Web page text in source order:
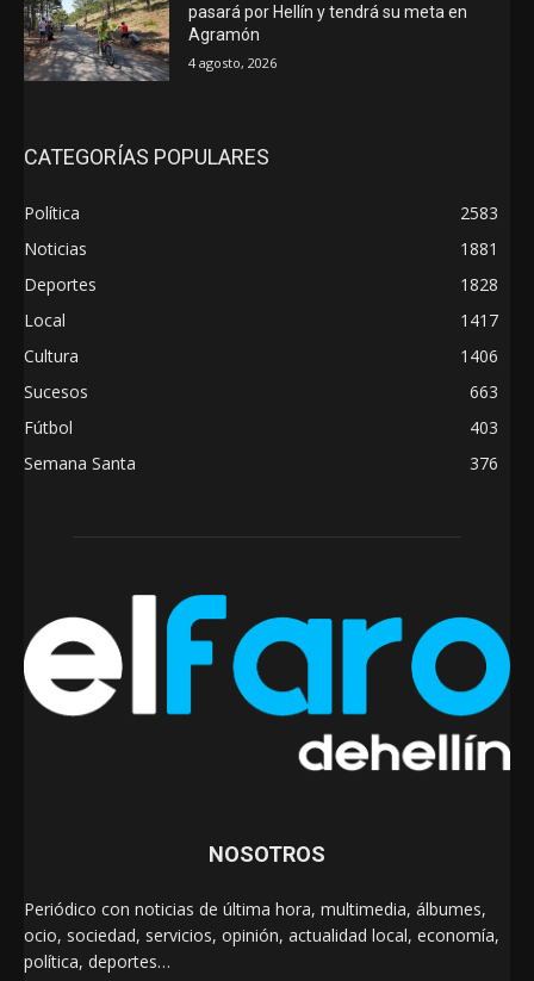
pasará por Hellín y tendrá su meta en
Agramón
4 agosto, 2026
CATEGORÍAS POPULARES
Política
2583
Noticias
1881
Deportes
1828
Local
1417
Cultura
1406
Sucesos
663
Fútbol
403
Semana Santa
376
NOSOTROS
Periódico con noticias de última hora, multimedia, álbumes,
ocio, sociedad, servicios, opinión, actualidad local, economía,
política, deportes…